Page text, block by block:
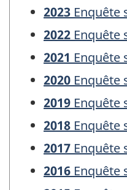
2023 Enquête
2022 Enquête
2021 Enquête
2020 Enquête
2019 Enquête
2018 Enquête
2017 Enquête
2016 Enquête